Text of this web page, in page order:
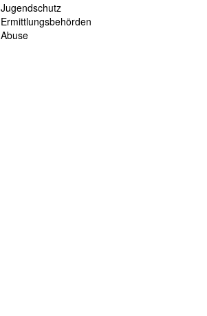
Jugendschutz
Ermittlungsbehörden
Abuse